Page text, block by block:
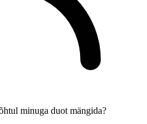
minuga duot mängida?